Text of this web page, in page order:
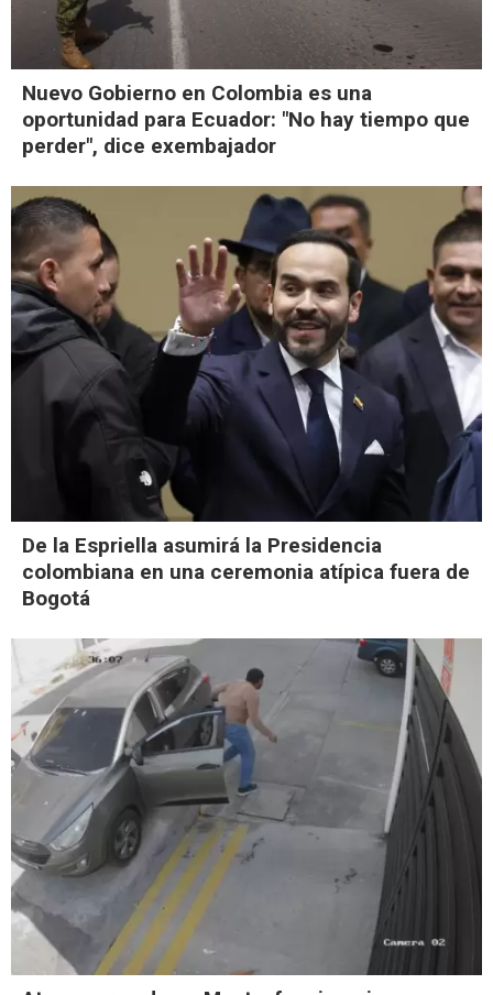
Nuevo Gobierno en Colombia es una
oportunidad para Ecuador: "No hay tiempo que
perder", dice exembajador
De la Espriella asumirá la Presidencia
colombiana en una ceremonia atípica fuera de
Bogotá